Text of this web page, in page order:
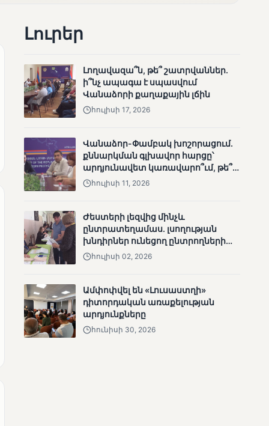
Շարունակվում են
Փամբակ գետում
անհետացած
անչափահասների
Մատչելի
ընտրություններ՝ դեռևս
չլուծված խնդիրներով.
«Լուսաստղի»
Լուրեր
Լողավազա՞ն, թե՞ շատրվաններ.
ի՞նչ ապագա է սպասվում
Վանաձորի քաղաքային լճին
հուլիսի 17, 2026
Վանաձոր-Փամբակ խոշորացում.
քննարկման գլխավոր հարցը՝
արդյունավետ կառավարո՞ւմ, թե՞
քաղաքական նպատակ
հուլիսի 11, 2026
Ժեստերի լեզվից մինչև
ընտրատեղամաս. լսողության
խնդիրներ ունեցող ընտրողների
ճանապարհը
հուլիսի 02, 2026
Ամփոփվել են «Լուսաստղի»
դիտորդական առաքելության
արդյունքները
հունիսի 30, 2026